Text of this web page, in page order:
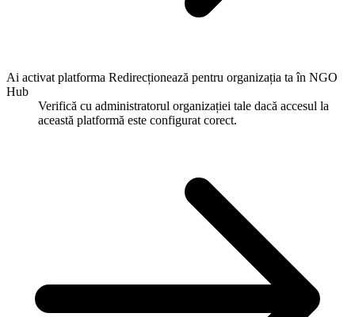
Ai activat platforma Redirecționează pentru organizația ta în NGO
Hub
Verifică cu administratorul organizației tale dacă accesul la
această platformă este configurat corect.